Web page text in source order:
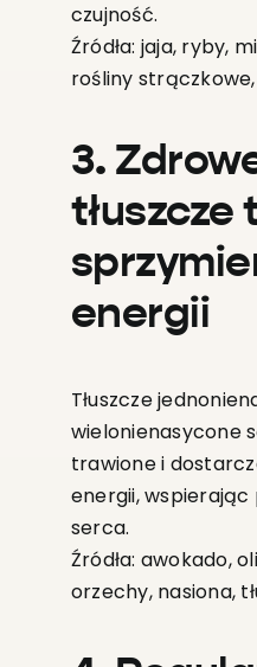
czujność.
Źródła: jaja, ryby,
rośliny
3.
tłuszcze
energii
Tłuszcze
wielonienasycone
trawione i
energii,
serca.
Źródła: awokado,
orzechy, nasiona,